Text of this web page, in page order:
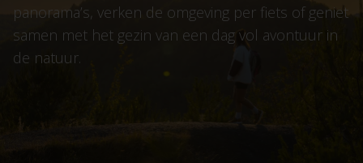
panorama’s, verken de omgeving per fiets of geniet
samen met het gezin van een dag vol avontuur in
de natuur.